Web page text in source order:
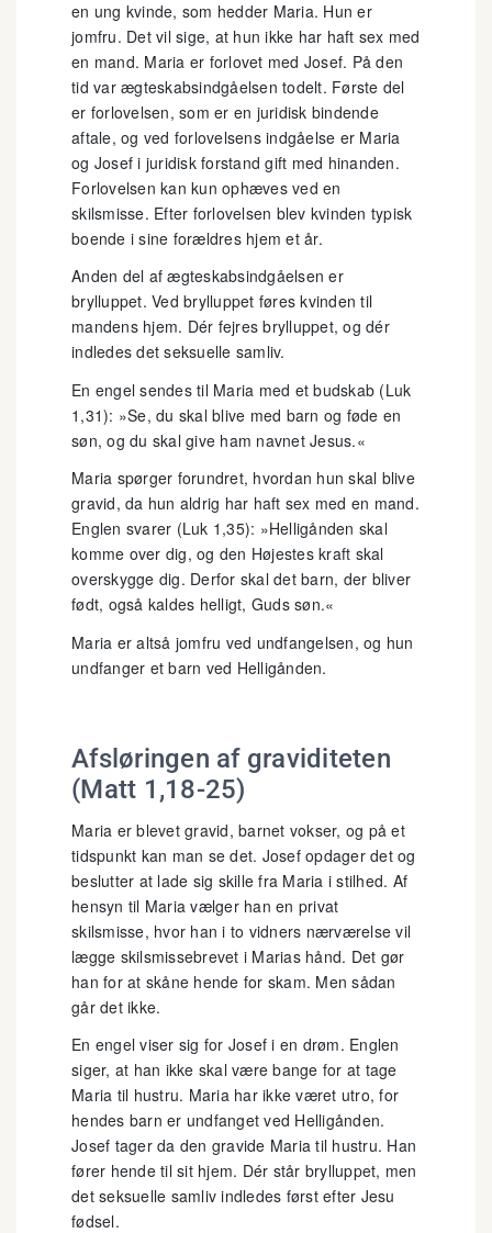
en ung kvinde, som hedder Maria. Hun er
jomfru. Det vil sige, at hun ikke har haft sex med
en mand. Maria er forlovet med Josef. På den
tid var ægteskabsindgåelsen todelt. Første del
er forlovelsen, som er en juridisk bindende
aftale, og ved forlovelsens indgåelse er Maria
og Josef i juridisk forstand gift med hinanden.
Forlovelsen kan kun ophæves ved en
skilsmisse. Efter forlovelsen blev kvinden typisk
boende i sine forældres hjem et år.
Anden del af ægteskabsindgåelsen er
brylluppet. Ved brylluppet føres kvinden til
mandens hjem. Dér fejres brylluppet, og dér
indledes det seksuelle samliv.
En engel sendes til Maria med et budskab (Luk
1,31): »Se, du skal blive med barn og føde en
søn, og du skal give ham navnet Jesus.«
Maria spørger forundret, hvordan hun skal blive
gravid, da hun aldrig har haft sex med en mand.
Englen svarer (Luk 1,35): »Helligånden skal
komme over dig, og den Højestes kraft skal
overskygge dig. Derfor skal det barn, der bliver
født, også kaldes helligt, Guds søn.«
Maria er altså jomfru ved undfangelsen, og hun
undfanger et barn ved Helligånden.
Afsløringen af graviditeten
(Matt 1,18-25)
Maria er blevet gravid, barnet vokser, og på et
tidspunkt kan man se det. Josef opdager det og
beslutter at lade sig skille fra Maria i stilhed. Af
hensyn til Maria vælger han en privat
skilsmisse, hvor han i to vidners nærværelse vil
lægge skilsmissebrevet i Marias hånd. Det gør
han for at skåne hende for skam. Men sådan
går det ikke.
En engel viser sig for Josef i en drøm. Englen
siger, at han ikke skal være bange for at tage
Maria til hustru. Maria har ikke været utro, for
hendes barn er undfanget ved Helligånden.
Josef tager da den gravide Maria til hustru. Han
fører hende til sit hjem. Dér står brylluppet, men
det seksuelle samliv indledes først efter Jesu
fødsel.